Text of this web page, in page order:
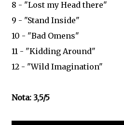
8 - "Lost my Head there"
9 - "Stand Inside"
10 - "Bad Omens"
11 - "Kidding Around"
12 - "Wild Imagination"
Nota: 3,5/5